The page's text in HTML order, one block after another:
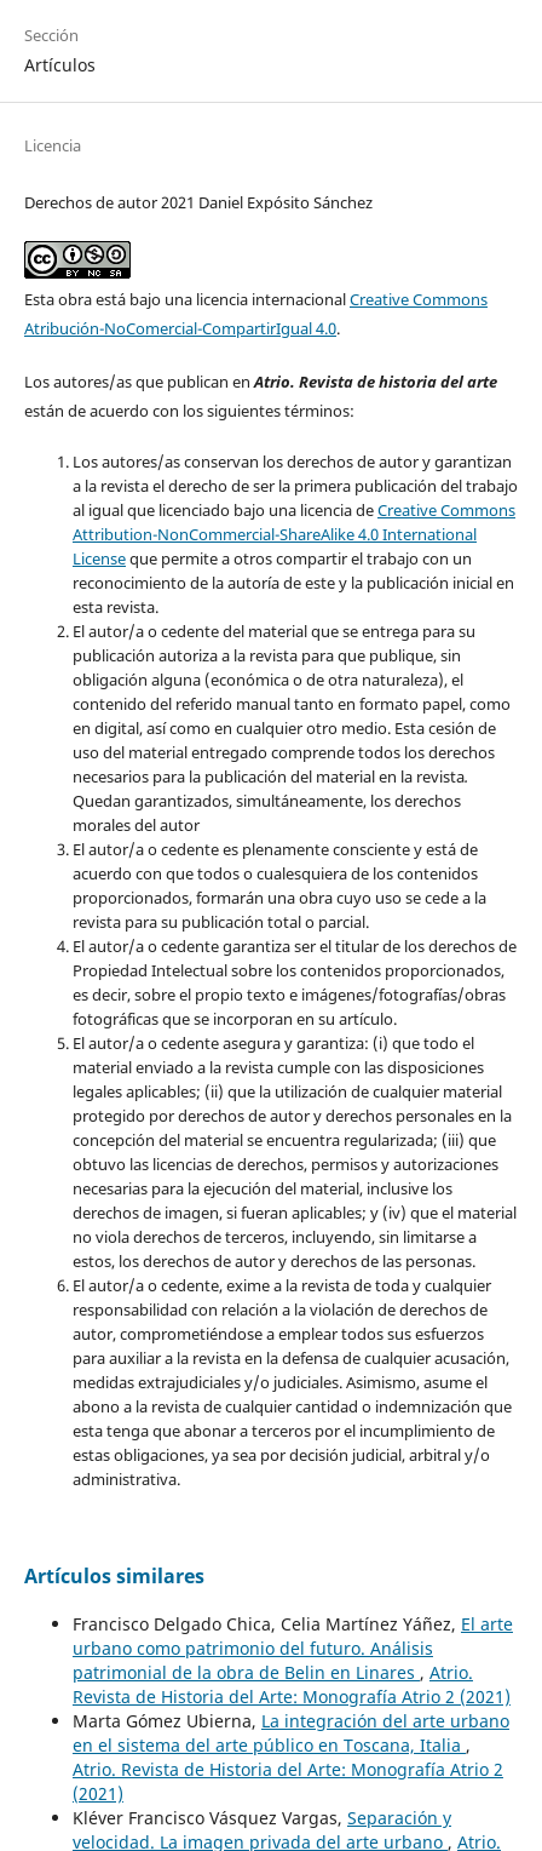
Sección
Artículos
Licencia
Derechos de autor 2021 Daniel Expósito Sánchez
Esta obra está bajo una licencia internacionalCreative Commons
Atribución-NoComercial-CompartirIgual 4.0.
Los autores/as que publican enAtrio. Revista de historia del arte
están de acuerdo con los siguientes términos:
Los autores/as conservan los derechos de autor y garantizan
a la revista el derecho de ser la primera publicación del trabajo
al igual que licenciado bajo una licencia deCreative Commons
Attribution-NonCommercial-ShareAlike 4.0 International
Licenseque permite a otros compartir el trabajo con un
reconocimiento de la autoría de este y la publicación inicial en
esta revista.
El autor/a o cedente del material que se entrega para su
publicación autoriza a la revista para que publique, sin
obligación alguna (económica o de otra naturaleza), el
contenido del referido manual tanto en formato papel, como
en digital, así como en cualquier otro medio. Esta cesión de
uso del material entregado comprende todos los derechos
necesarios para la publicación del material en la revista.
Quedan garantizados, simultáneamente, los derechos
morales del autor
El autor/a o cedente es plenamente consciente y está de
acuerdo con que todos o cualesquiera de los contenidos
proporcionados, formarán una obra cuyo uso se cede a la
revista para su publicación total o parcial.
El autor/a o cedente garantiza ser el titular de los derechos de
Propiedad Intelectual sobre los contenidos proporcionados,
es decir, sobre el propio texto e imágenes/fotografías/obras
fotográficas que se incorporan en su artículo.
El autor/a o cedente asegura y garantiza: (i) que todo el
material enviado a la revista cumple con las disposiciones
legales aplicables; (ii) que la utilización de cualquier material
protegido por derechos de autor y derechos personales en la
concepción del material se encuentra regularizada; (iii) que
obtuvo las licencias de derechos, permisos y autorizaciones
necesarias para la ejecución del material, inclusive los
derechos de imagen, si fueran aplicables; y (iv) que el material
no viola derechos de terceros, incluyendo, sin limitarse a
estos, los derechos de autor y derechos de las personas.
El autor/a o cedente, exime a la revista de toda y cualquier
responsabilidad con relación a la violación de derechos de
autor, comprometiéndose a emplear todos sus esfuerzos
para auxiliar a la revista en la defensa de cualquier acusación,
medidas extrajudiciales y/o judiciales. Asimismo, asume el
abono a la revista de cualquier cantidad o indemnización que
esta tenga que abonar a terceros por el incumplimiento de
estas obligaciones, ya sea por decisión judicial, arbitral y/o
administrativa.
Artículos similares
Francisco Delgado Chica, Celia Martínez Yáñez, El arte
urbano como patrimonio del futuro. Análisis
patrimonial de la obra de Belin en Linares , Atrio.
Revista de Historia del Arte: Monografía Atrio 2 (2021)
Marta Gómez Ubierna, La integración del arte urbano
en el sistema del arte público en Toscana, Italia ,
Atrio. Revista de Historia del Arte: Monografía Atrio 2
(2021)
Kléver Francisco Vásquez Vargas, Separación y
velocidad. La imagen privada del arte urbano , Atrio.